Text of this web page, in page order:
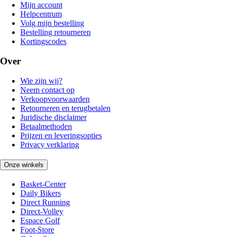
Mijn account
Helpcentrum
Volg mijn bestelling
Bestelling retourneren
Kortingscodes
Over
Wie zijn wij?
Neem contact op
Verkoopvoorwaarden
Retourneren en terugbetalen
Juridische disclaimer
Betaalmethoden
Prijzen en leveringsopties
Privacy verklaring
Onze winkels
Basket-Center
Daily Bikers
Direct Running
Direct-Volley
Espace Golf
Foot-Store